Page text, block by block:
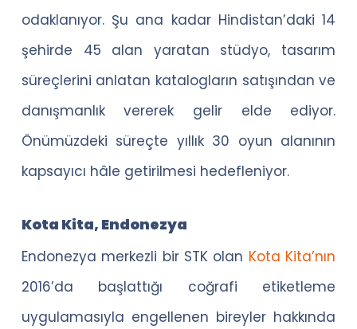
odaklanıyor. Şu ana kadar Hindistan’daki 14
şehirde 45 alan yaratan stüdyo, tasarım
süreçlerini anlatan katalogların satışından ve
danışmanlık vererek gelir elde ediyor.
Önümüzdeki süreçte yıllık 30 oyun alanının
kapsayıcı hâle getirilmesi hedefleniyor.
Kota Kita, Endonezya
Endonezya merkezli bir STK olan Kota Kita’nın
2016’da başlattığı coğrafi etiketleme
uygulamasıyla engellenen bireyler hakkında